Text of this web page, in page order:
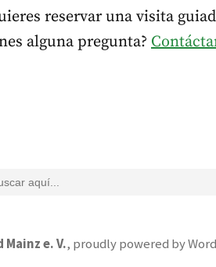
reservar una visita
alguna pregunta?
e. V., proudly powered by